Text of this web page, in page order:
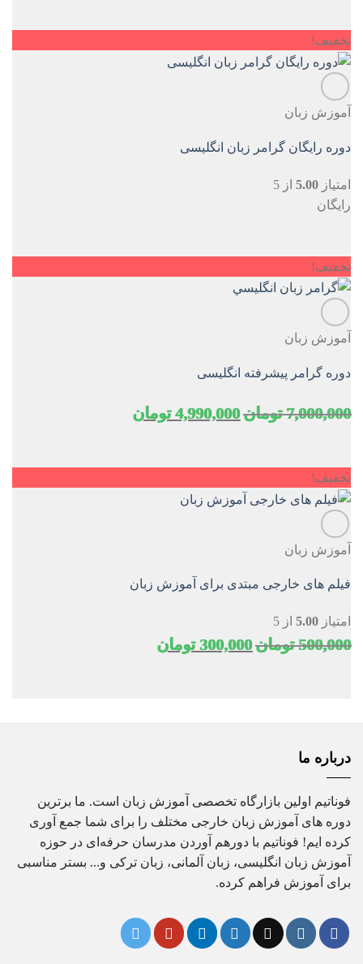
تخفیف!
آموزش زبان
دوره رایگان گرامر زبان انگلیسی
امتیاز 5.00 از 5
رایگان
تخفیف!
آموزش زبان
دوره گرامر پیشرفته انگلیسی
7,000,000 تومانقیمت
بود.
4,990,000 تومان
است.
تخفیف!
آموزش زبان
فیلم های خارجی مبتدی برای آموزش زبان
امتیاز 5.00 از 5
500,000 تومانقیمت
300,000 تومان
درباره ما
فوناتیم اولین بازارگاه تخصصی آموزش زبان است. ما برترین
دوره های آموزش زبان خارجی مختلف را برای شما جمع آوری
کرده ایم! فوناتیم با دورهم آوردن مدرسان حرفه‌ای در حوزه
آموزش زبان انگلیسی، زبان آلمانی، زبان ترکی و... بستر مناسبی
برای آموزش فراهم کرده.